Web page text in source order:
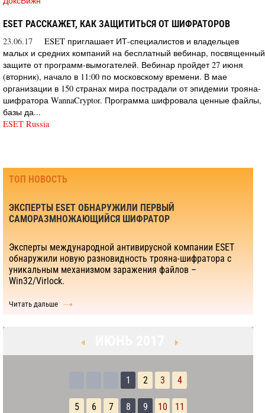
ESEТ РАССКАЖЕТ, КАК ЗАЩИТИТЬСЯ ОТ ШИФРАТОРОВ
23.06.17
ESET приглашает ИТ-специалистов и владельцев
малых и средних компаний на бесплатный вебинар, посвященный
защите от программ-вымогателей. Вебинар пройдет 27 июня
(вторник), начало в 11:00 по московскому времени. В мае
организации в 150 странах мира пострадали от эпидемии трояна-
шифратора WannaCryptor. Программа шифровала ценные файлы,
базы да...
ESET Russia
ТОП НОВОСТЬ
ЭКСПЕРТЫ ESET ОБНАРУЖИЛИ ПЕРВЫЙ
САМОРАЗМНОЖАЮЩИЙСЯ ШИФРАТОР
Эксперты международной антивирусной компании ESET
обнаружили новую разновидность трояна-шифратора с
уникальным механизмом заражения файлов –
Win32/Virlock.
Читать дальше
ИЮНЬ 2017
1 2 3 4
5 6 7 8 9 10 11